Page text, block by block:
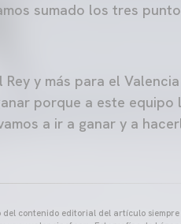
sumado los tres
y más para el
porque a este equipo
a ir a ganar y a
del contenido editorial del artículo